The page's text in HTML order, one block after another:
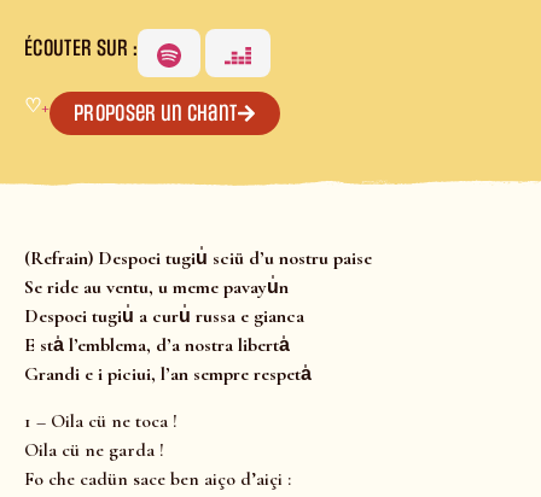
ÉCOUTER SUR :
♡+ Proposer un chant
(Refrain) Despoei tugiu̍ sciü d’u nostru paise
Se ride au ventu, u meme pavayu̍n
Despoei tugiu̍ a curu̍ russa e gianca
E sta̍ l’emblema, d’a nostra liberta̍
Grandi e i piciui, l’an sempre respeta̍
1 – Oila cü ne toca !
Oila cü ne garda !
Fo che cadün sace ben aiço d’aiçi :